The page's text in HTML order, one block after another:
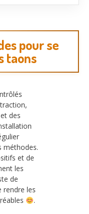
pour se
taons
des
méthodes.
et de
les
de
rendre les
.